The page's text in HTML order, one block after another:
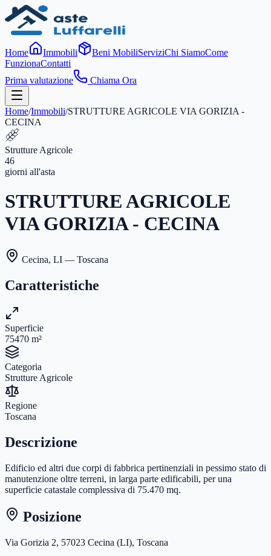
Home Immobili Beni MobiliServiziChi SiamoCome
FunzionaContatti
Prima valutazione
Chiama Ora
Home/Immobili/STRUTTURE AGRICOLE VIA GORIZIA -
CECINA
Strutture Agricole
46
giorni all'asta
STRUTTURE AGRICOLE
VIA GORIZIA - CECINA
Cecina, LI — Toscana
Caratteristiche
Superficie
75470 m²
Categoria
Strutture Agricole
Regione
Toscana
Descrizione
Edificio ed altri due corpi di fabbrica pertinenziali in pessimo stato di
manutenzione oltre terreni, in larga parte edificabili, per una
superficie catastale complessiva di 75.470 mq.
Posizione
Via Gorizia 2, 57023 Cecina (LI), Toscana